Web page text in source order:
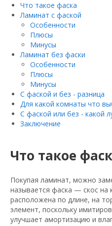
Что такое фаска
Ламинат с фаской
Особенности
Плюсы
Минусы
Ламинат без фаски
Особенности
Плюсы
Минусы
С фаской и без - разница
Для какой комнаты что
С фаской или без - какой
Заключение
Что такое
Покупая ламинат, можно
называется фаска — скос на
расположена по длине, на
элемент, поскольку
улучшает амортизацию и